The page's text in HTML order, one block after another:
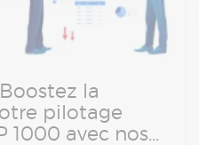
la
pilotage
1000 avec nos